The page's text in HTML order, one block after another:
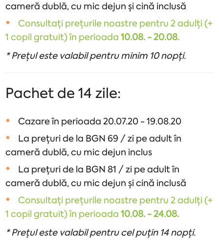
cameră dublă, cu mic dejun și cină inclusă
Consultați prețurile noastre pentru 2 adulți (+
1 copil gratuit) în perioada10.08. - 20.08.
* Prețul este valabil pentru minim 10 nopți.
Pachet de 14 zile:
Cazare în perioada 20.07.20 - 19.08.20
La prețuri de la BGN 69 / zi pe adult în
cameră dublă, cu mic dejun inclus
La prețuri de la BGN 81 / zi pe adult în
cameră dublă, cu mic dejun și cină inclusă
Consultați prețurile noastre pentru 2 adulți (+
1 copil gratuit) în perioada10.08. - 24.08.
* Prețul este valabil pentru cel puțin 14 nopți.